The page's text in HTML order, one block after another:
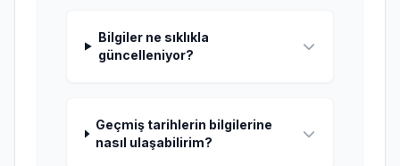
Bilgiler ne sıklıkla
güncelleniyor?
Geçmiş tarihlerin bilgilerine
nasıl ulaşabilirim?